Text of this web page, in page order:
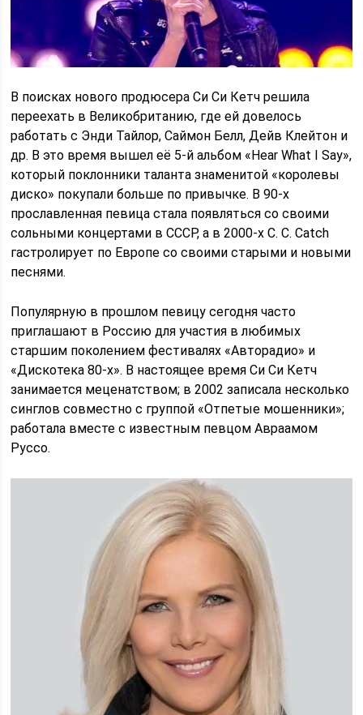
В поисках нового продюсера Си Си Кетч решила
переехать в Великобританию, где ей довелось
работать с Энди Тайлор, Саймон Белл, Дейв Клейтон и
др. В это время вышел её 5-й альбом «Hear What I Say»,
который поклонники таланта знаменитой «королевы
диско» покупали больше по привычке. В 90-х
прославленная певица стала появляться со своими
сольными концертами в СССР, а в 2000-х C. C. Catch
гастролирует по Европе со своими старыми и новыми
песнями.
Популярную в прошлом певицу сегодня часто
приглашают в Россию для участия в любимых
старшим поколением фестивалях «Авторадио» и
«Дискотека 80-х». В настоящее время Си Си Кетч
занимается меценатством; в 2002 записала несколько
синглов совместно с группой «Отпетые мошенники»;
работала вместе с известным певцом Авраамом
Руссо.